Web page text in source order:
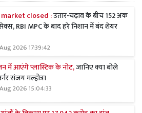
closed :उतार-चढ़ाव के बीच 152 अंक
RBI MPC के बाद हरे निशान में बंद शेयर
2026 17:39:42
में आएंगे प्लास्टिक के नोट,जानिए क्या बोले
संजय मल्होत्रा
2026 15:04:33